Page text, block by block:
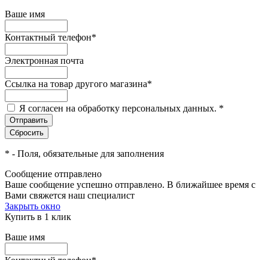
Ваше имя
Контактный телефон*
Электронная почта
Ссылка на товар другого магазина*
Я согласен на обработку персональных данных. *
* - Поля, обязательные для заполнения
Сообщение отправлено
Ваше сообщение успешно отправлено. В ближайшее время с
Вами свяжется наш специалист
Закрыть окно
Купить в 1 клик
Ваше имя